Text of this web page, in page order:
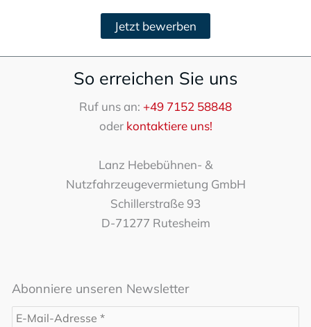
Jetzt bewerben
So erreichen Sie uns
Ruf uns an: +49 7152 58848
oder kontaktiere uns!
Lanz Hebebühnen- &
Nutzfahrzeugevermietung GmbH
Schillerstraße 93
D-71277 Rutesheim
Abonniere unseren Newsletter